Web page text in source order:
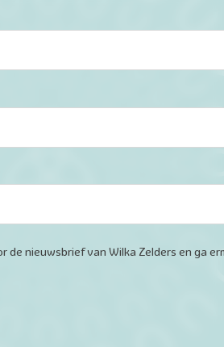
de nieuwsbrief van Wilka Zelders en ga